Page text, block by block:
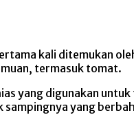
kali ditemukan
termasuk tomat.
yang digunakan
yang